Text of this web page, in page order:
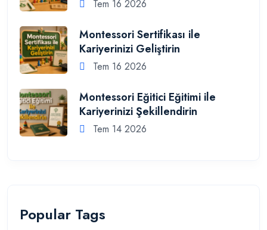
Tem 16 2026
Montessori Sertifikası ile
Kariyerinizi Geliştirin
Tem 16 2026
Montessori Eğitici Eğitimi ile
Kariyerinizi Şekillendirin
Tem 14 2026
Popular Tags